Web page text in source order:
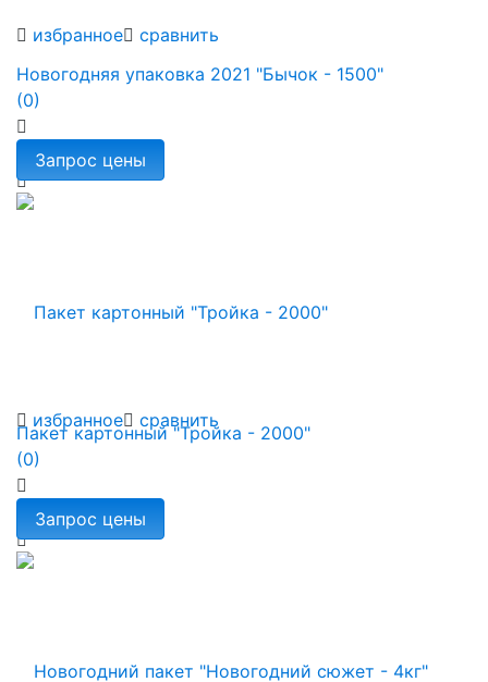
избранное сравнить
избранное сравнить
Новогодняя упаковка 2021 "Бычок - 1500"
(0)
Пакет картонный "Тройка - 2000"
(0)